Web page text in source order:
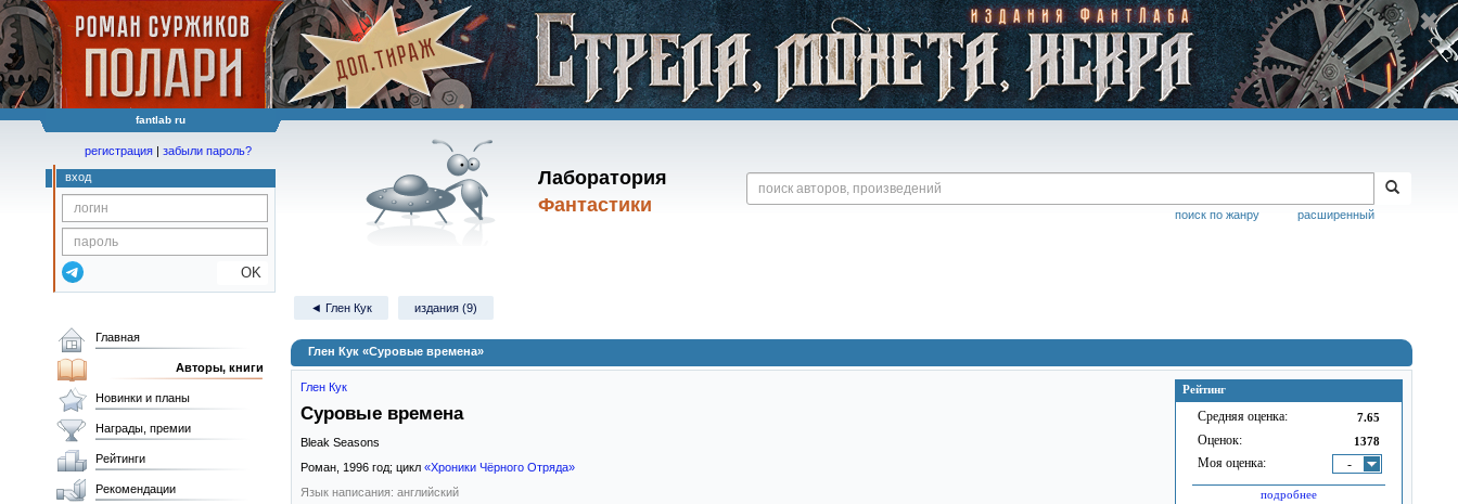
fantlab ru
Лаборатория
Фантастики
расширенный
поиск по жанру
регистрация | забыли пароль?
вход
OK
◄ Глен Кук издания (9)
Глен Кук «Суровые времена»
Рейтинг
Средняя оценка: 7.65
Оценок: 1378
Моя оценка: -
подробнее
Глен Кук
Суровые времена
Bleak Seasons
Роман, 1996 год; цикл «Хроники Чёрного Отряда»
Язык написания: английский
Главная
Авторы, книги
Новинки и планы
Награды, премии
Рейтинги
Рекомендации